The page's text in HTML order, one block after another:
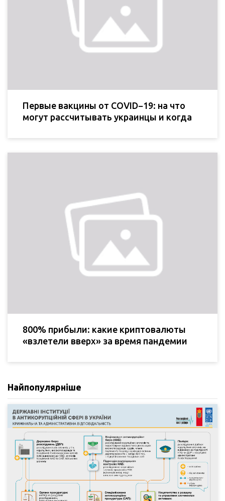
Первые вакцины от COVID−19: на что
могут рассчитывать украинцы и когда
800% прибыли: какие криптовалюты
«взлетели вверх» за время пандемии
Найпопулярніше